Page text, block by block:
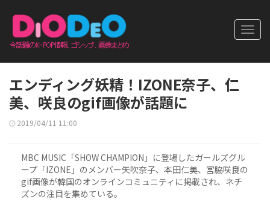
エンディング妖精！IZONE奈子、仁
美、咲良のgif画像が話題に
2019/04/11 11:00
MBC MUSIC「SHOW CHAMPION」に登場したガールズグル
ープ「IZONE」のメンバー矢吹奈子、本田仁美、宮脇咲良の
gif画像が韓国のオンラインコミュニティに掲載され、ネチ
ズンの注目を集めている。